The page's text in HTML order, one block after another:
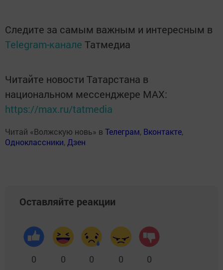
Следите за самым важным и интересным в
Telegram-канале Татмедиа
Читайте новости Татарстана в
национальном мессенджере MАХ:
https://max.ru/tatmedia
Читай «Волжскую новь» в Телеграм, Вконтакте,
Одноклассники, Дзен
Оставляйте реакции
0 0 0 0 0